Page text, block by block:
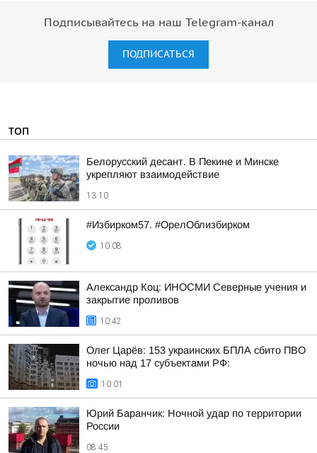
Подписывайтесь на наш Telegram-канал
ПОДПИСАТЬСЯ
ТОП
Белорусский десант. В Пекине и Минске
укрепляют взаимодействие
13:10
#Избирком57. #ОрелОблизбирком
10:08
Александр Коц: ИНОСМИ Северные учения и
закрытие проливов
10:42
Олег Царёв: 153 украинских БПЛА сбито ПВО
ночью над 17 субъектами РФ:
10:01
Юрий Баранчик: Ночной удар по территории
России
08:45